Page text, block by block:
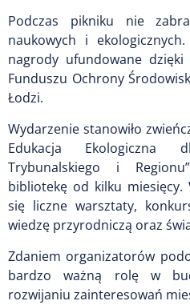
Podczas pikniku nie
naukowych i
nagrody ufundowane dzięki
Funduszu Ochrony
Łodzi.
Wydarzenie stanowiło
Edukacja Ekologiczna
Trybunalskiego i
bibliotekę od kilku miesięcy.
się liczne warsztaty,
wiedzę przyrodniczą oraz
Zdaniem organizatorów
bardzo ważną rolę w
rozwijaniu zainteresowań